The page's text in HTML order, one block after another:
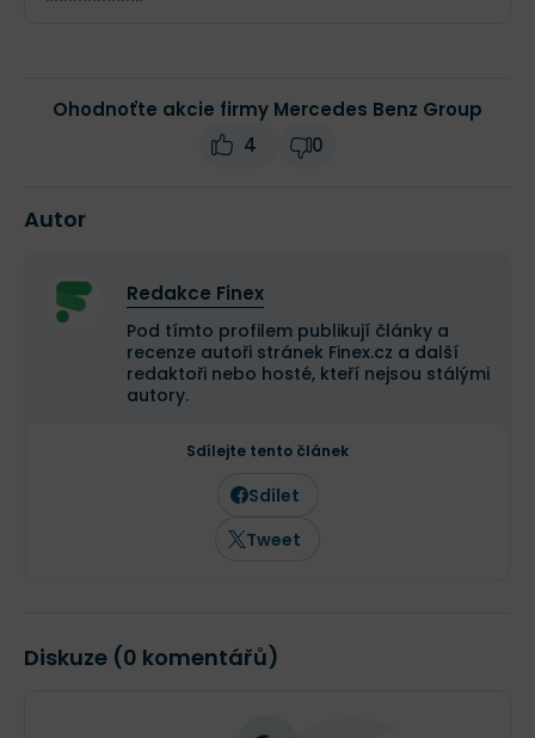
Ohodnoťte akcie firmy Mercedes Benz Group
4
0
Autor
Redakce Finex
Pod tímto profilem publikují články a
recenze autoři stránek Finex.cz a další
redaktoři nebo hosté, kteří nejsou stálými
autory.
Sdílejte tento článek
Sdílet
Tweet
Diskuze (0 komentářů)